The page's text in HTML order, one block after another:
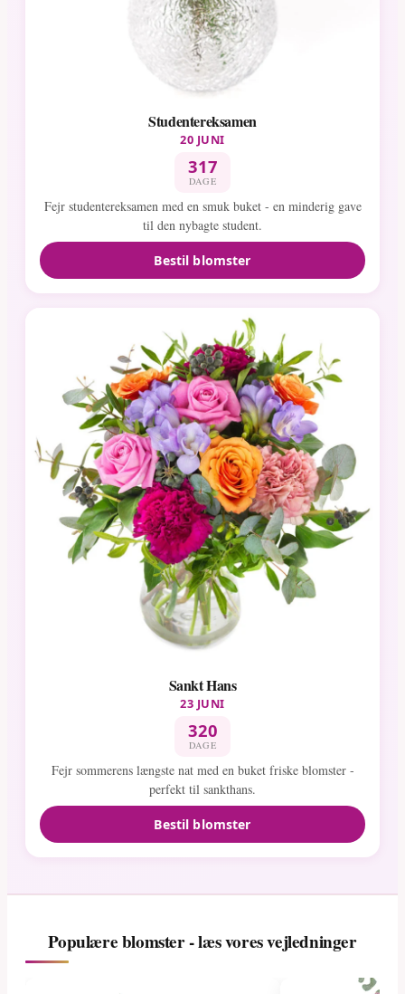
Studentereksamen
20 JUNI
317
DAGE
Fejr studentereksamen med en smuk buket - en minderig gave
til den nybagte student.
Bestil blomster
Sankt Hans
23 JUNI
320
DAGE
Fejr sommerens længste nat med en buket friske blomster -
perfekt til sankthans.
Bestil blomster
Populære blomster - læs vores vejledninger